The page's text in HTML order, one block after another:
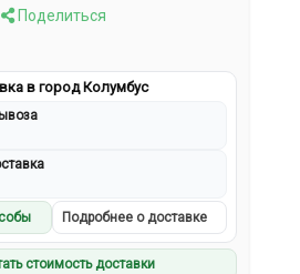
Поделиться
в город Колумбус
Подробнее о доставке
стоимость доставки